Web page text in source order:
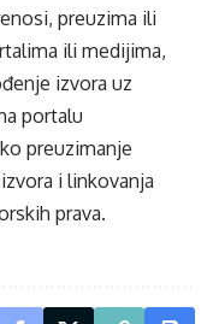
preuzima ili
ili medijima,
izvora uz
portalu
preuzimanje
i linkovanja
prava.